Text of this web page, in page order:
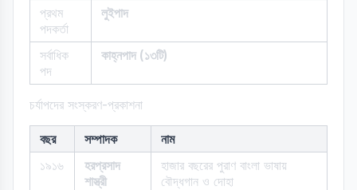
প্রথম
পদকর্তা
লুইপাদ
সর্বাধিক
পদ
কাহ্নপাদ (১৩টি)
চর্যাপদের সংস্করণ-প্রকাশনা
বছর সম্পাদক
নাম
১৯১৬
হরপ্রসাদ
শাস্ত্রী
হাজার বছরের পুরাণ বাংলা ভাষায়
বৌদ্ধগান ও দোহা